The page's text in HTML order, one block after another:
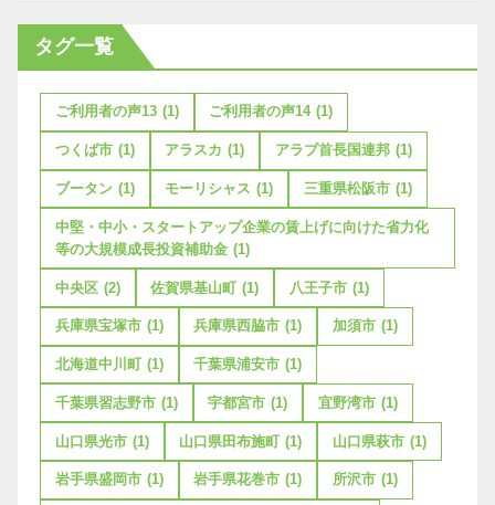
タグ一覧
ご利用者の声13 (1) ご利用者の声14 (1)
つくば市 (1) アラスカ (1) アラブ首長国連邦 (1)
ブータン (1) モーリシャス (1) 三重県松阪市 (1)
中堅・中小・スタートアップ企業の賃上げに向けた省力化
等の大規模成長投資補助金 (1)
中央区 (2) 佐賀県基山町 (1) 八王子市 (1)
兵庫県宝塚市 (1) 兵庫県西脇市 (1) 加須市 (1)
北海道中川町 (1) 千葉県浦安市 (1)
千葉県習志野市 (1) 宇都宮市 (1) 宜野湾市 (1)
山口県光市 (1) 山口県田布施町 (1) 山口県萩市 (1)
岩手県盛岡市 (1) 岩手県花巻市 (1) 所沢市 (1)